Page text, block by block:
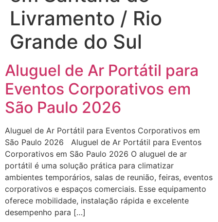
Livramento / Rio
Grande do Sul
Aluguel de Ar Portátil para
Eventos Corporativos em
São Paulo 2026
Aluguel de Ar Portátil para Eventos Corporativos em
São Paulo 2026 Aluguel de Ar Portátil para Eventos
Corporativos em São Paulo 2026 O aluguel de ar
portátil é uma solução prática para climatizar
ambientes temporários, salas de reunião, feiras, eventos
corporativos e espaços comerciais. Esse equipamento
oferece mobilidade, instalação rápida e excelente
desempenho para […]